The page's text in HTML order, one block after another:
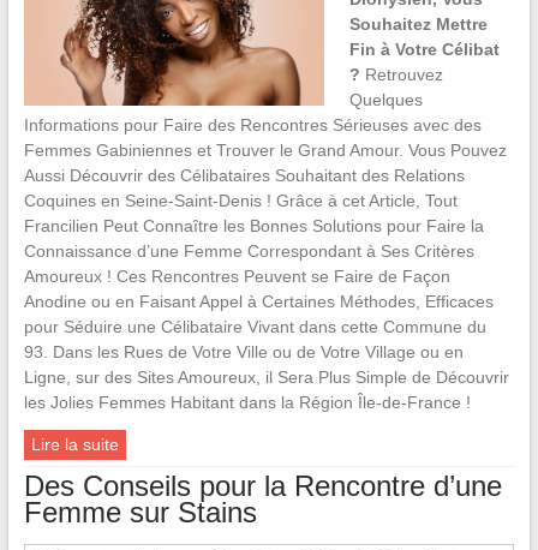
Souhaitez Mettre
Fin à Votre Célibat
? Retrouvez
Quelques
Informations pour Faire des Rencontres Sérieuses avec des
Femmes Gabiniennes et Trouver le Grand Amour. Vous Pouvez
Aussi Découvrir des Célibataires Souhaitant des Relations
Coquines en Seine-Saint-Denis ! Grâce à cet Article, Tout
Francilien Peut Connaître les Bonnes Solutions pour Faire la
Connaissance d’une Femme Correspondant à Ses Critères
Amoureux ! Ces Rencontres Peuvent se Faire de Façon
Anodine ou en Faisant Appel à Certaines Méthodes, Efficaces
pour Séduire une Célibataire Vivant dans cette Commune du
93. Dans les Rues de Votre Ville ou de Votre Village ou en
Ligne, sur des Sites Amoureux, il Sera Plus Simple de Découvrir
les Jolies Femmes Habitant dans la Région Île-de-France !
Lire la suite
Des Conseils pour la Rencontre d’une
Femme sur Stains